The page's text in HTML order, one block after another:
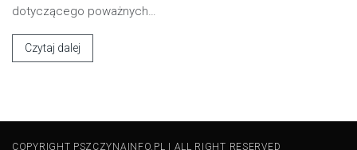
dotyczącego poważnych…
Czytaj dalej
COPYRIGHT PSZCZYNAINFO.PL | ALL RIGHT RESERVED